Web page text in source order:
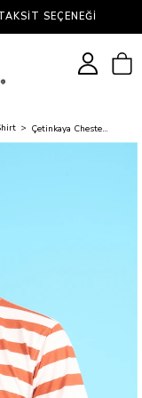
SEÇENEĞI
Çetinkaya Chester Polo 4738 Polo Yaka Regular Pike T-shirt Kiremit